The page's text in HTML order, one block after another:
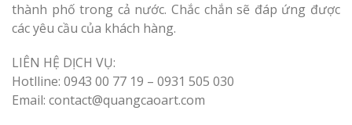
thành phố trong cả nước. Chắc chắn sẽ đáp ứng được
các yêu cầu của khách hàng.
LIÊN HỆ DỊCH VỤ:
Hotlline: 0943 00 77 19 – 0931 505 030
Email: contact@quangcaoart.com